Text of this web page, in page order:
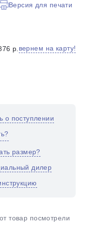
Версия для печати
р. вернем на карту!
о поступлении
размер?
дилер
товар посмотрели